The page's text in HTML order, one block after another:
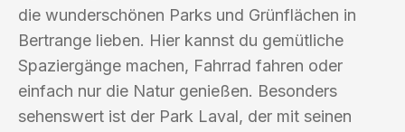
die wunderschönen Parks und Grünflächen in
Bertrange lieben. Hier kannst du gemütliche
Spaziergänge machen, Fahrrad fahren oder
einfach nur die Natur genießen. Besonders
sehenswert ist der Park Laval, der mit seinen